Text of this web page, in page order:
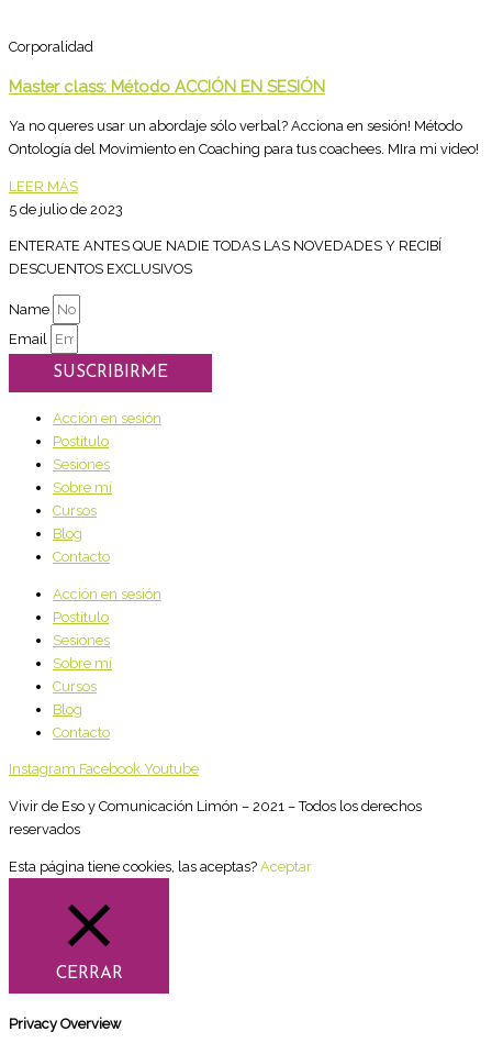
Corporalidad
Master class: Método ACCIÓN EN SESIÓN
Ya no queres usar un abordaje sólo verbal? Acciona en sesión! Método
Ontología del Movimiento en Coaching para tus coachees. MIra mi video!
LEER MÁS
5 de julio de 2023
ENTERATE ANTES QUE NADIE TODAS LAS NOVEDADES Y RECIBÍ
DESCUENTOS EXCLUSIVOS
Name
Email
SUSCRIBIRME
Acción en sesión
Postítulo
Sesiones
Sobre mí
Cursos
Blog
Contacto
Acción en sesión
Postítulo
Sesiones
Sobre mí
Cursos
Blog
Contacto
Instagram Facebook Youtube
Vivir de Eso y Comunicación Limón – 2021 – Todos los derechos
reservados
Esta página tiene cookies, las aceptas? Aceptar
CERRAR
Privacy Overview